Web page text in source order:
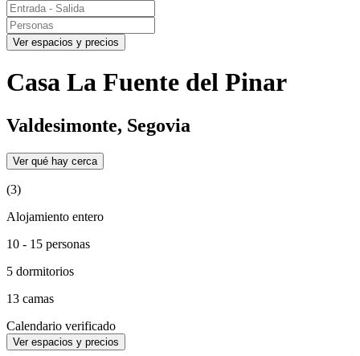
Ver espacios y precios
Casa La Fuente del Pinar
Valdesimonte, Segovia
Ver qué hay cerca
(3)
Alojamiento entero
10 - 15 personas
5 dormitorios
13 camas
Calendario verificado
Ver espacios y precios